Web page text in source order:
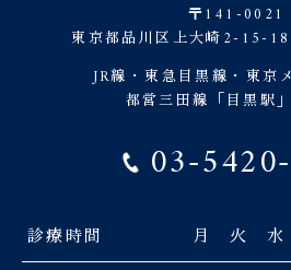
〒141-0021
東京都品川区上大崎2-15-
JR線・東急目黒線・東京
都営三田線「目黒駅
03-
診療時間 月 火 水